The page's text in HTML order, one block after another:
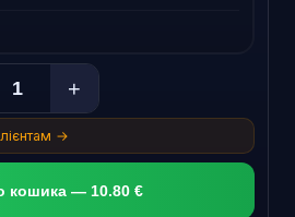
+
→
кошика — 10.80 €